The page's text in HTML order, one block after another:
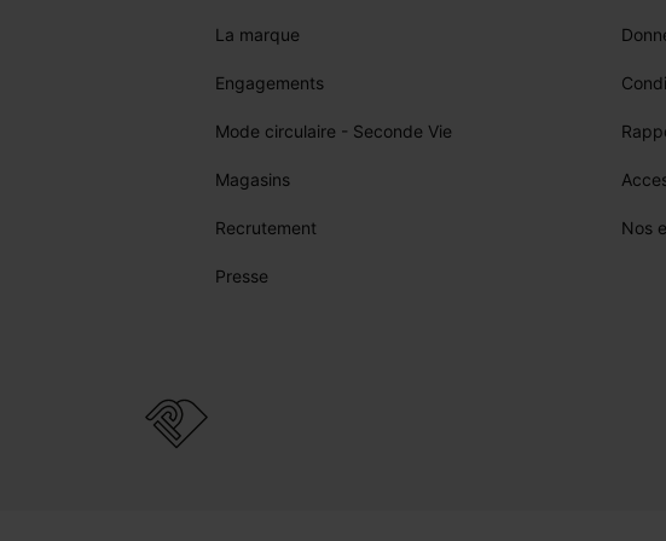
faire un bandeau, puis posez-le sur votre tête et nouez les 2 pans dans la nuque.
Alors, prêtes à adopter l’écharpe léopard ?
La marque
Engagements
Mode circulaire - Seconde Vie
Magasins
Recrutement
Presse
Nos